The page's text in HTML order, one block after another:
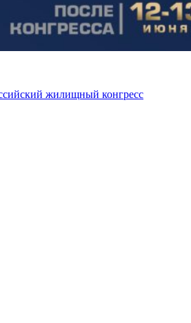
жилищный конгресс